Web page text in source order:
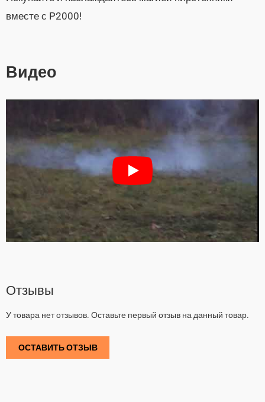
вместе с P2000!
Видео
Отзывы
У товара нет отзывов. Оставьте первый отзыв на данный товар.
ОСТАВИТЬ ОТЗЫВ